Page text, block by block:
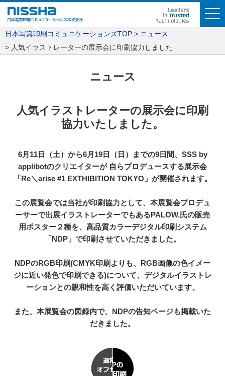
日本写真印刷コミュニケーションズTOP
ニュース
人気イラストレーターの展示会に印刷協力しました
ニュース
人気イラストレーターの展示会に印刷
協力いたしました。
6月11日（土）から6月19日（日）までの9日間、SSS by
applibotのクリエイターが 自らプロデュースする展示会
「Re＼arise #1 EXTHIBITION TOKYO」が開催されます。
この展覧会では当社が印刷協力として、本展覧会プロデュ
ーサーで出展イラストレーターでもあるPALOW.氏の販売
用ポスター２種を、高品質カラーデジタル印刷システム
「NDP」で印刷させていただきました。
NDPのRGB印刷(CMYK印刷よりも、RGB画像の色イメー
ジに近い発色で印刷できる)について、デジタルイラストレ
ーションとの親和性を高く評価いただいています。
また、本展覧会の図録内で、NDPの告知ページも掲載いた
だきました。